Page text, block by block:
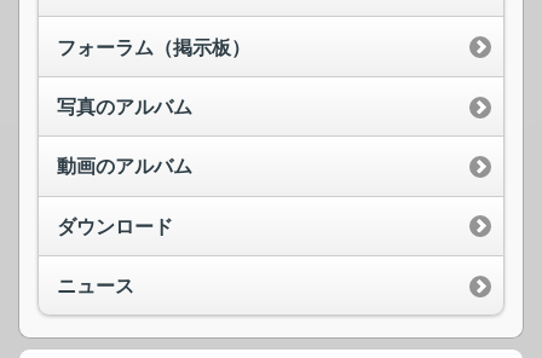
フォーラム（掲示板）
写真のアルバム
動画のアルバム
ダウンロード
ニュース